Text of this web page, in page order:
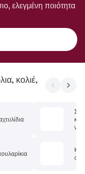
ελεγμένη ποιότητα
κολιέ,
Σετ
ν